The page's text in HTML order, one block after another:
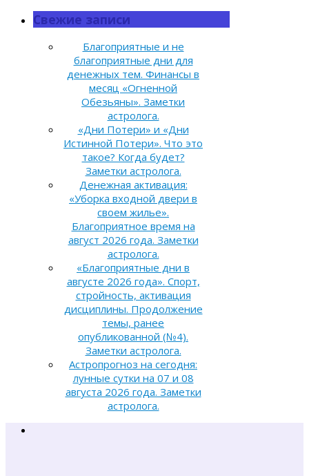
Свежие записи
Благоприятные и не
благоприятные дни для
денежных тем. Финансы в
месяц «Огненной
Обезьяны». Заметки
астролога.
«Дни Потери» и «Дни
Истинной Потери». Что это
такое? Когда будет?
Заметки астролога.
Денежная активация:
«Уборка входной двери в
своем жилье».
Благоприятное время на
август 2026 года. Заметки
астролога.
«Благоприятные дни в
августе 2026 года». Спорт,
стройность, активация
дисциплины. Продолжение
темы, ранее
опубликованной (№4).
Заметки астролога.
Астропрогноз на сегодня:
лунные сутки на 07 и 08
августа 2026 года. Заметки
астролога.